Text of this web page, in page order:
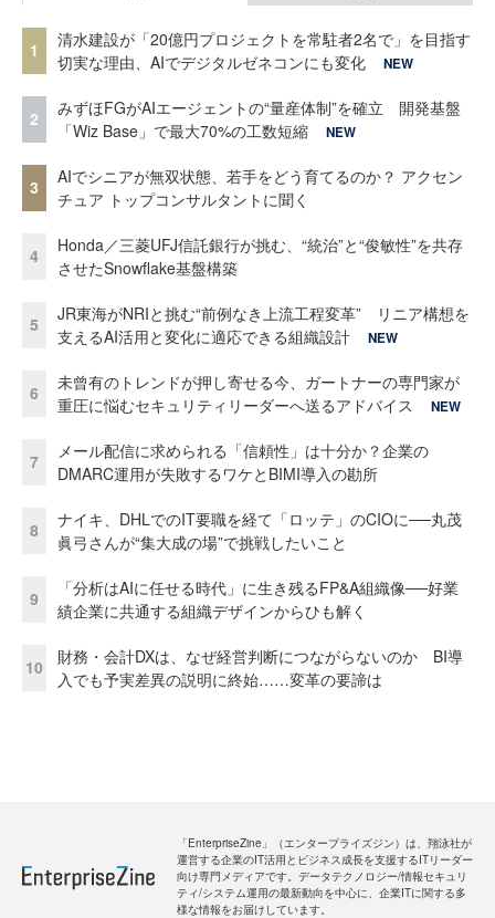
1
清水建設が「20億円プロジェクトを常駐者2名で」を目指す
切実な理由、AIでデジタルゼネコンにも変化
NEW
2
みずほFGがAIエージェントの“量産体制”を確立 開発基盤
「Wiz Base」で最大70%の工数短縮
NEW
3
AIでシニアが無双状態、若手をどう育てるのか？ アクセン
チュア トップコンサルタントに聞く
4
Honda／三菱UFJ信託銀行が挑む、“統治”と“俊敏性”を共存
させたSnowflake基盤構築
5
JR東海がNRIと挑む“前例なき上流工程変革” リニア構想を
支えるAI活用と変化に適応できる組織設計
NEW
6
未曾有のトレンドが押し寄せる今、ガートナーの専門家が
重圧に悩むセキュリティリーダーへ送るアドバイス
NEW
7
メール配信に求められる「信頼性」は十分か？企業の
DMARC運用が失敗するワケとBIMI導入の勘所
8
ナイキ、DHLでのIT要職を経て「ロッテ」のCIOに──丸茂
眞弓さんが“集大成の場”で挑戦したいこと
9
「分析はAIに任せる時代」に生き残るFP&A組織像──好業
績企業に共通する組織デザインからひも解く
10
財務・会計DXは、なぜ経営判断につながらないのか BI導
入でも予実差異の説明に終始……変革の要諦は
「EnterpriseZine」（エンタープライズジン）は、翔泳社が
運営する企業のIT活用とビジネス成長を支援するITリーダー
向け専門メディアです。データテクノロジー/情報セキュリ
ティ/システム運用の最新動向を中心に、企業ITに関する多
様な情報をお届けしています。